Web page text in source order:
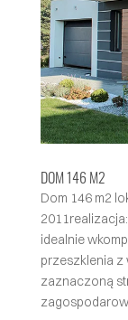
DOM 146 M2
Dom 146 m2
idealnie
przeszklenia z
zaznaczoną